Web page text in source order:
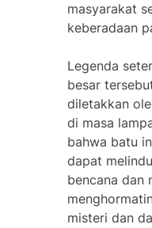
masyarakat
keberadaan
Legenda
besar
diletakkan
di masa
bahwa batu
dapat
bencana dan
misteri dan